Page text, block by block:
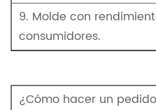
9. Molde con
consumidores.
¿Cómo hacer un